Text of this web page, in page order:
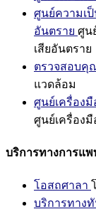
ศูนย์ความเ
อันตราย ศูน
เสียอันตราย
ตรวจสอบคุ
แวดล้อม
ศูนย์เครื่องมื
ศูนย์เครื่องมื
บริการทางการแพ
โอสถศาลา
บริการทาง